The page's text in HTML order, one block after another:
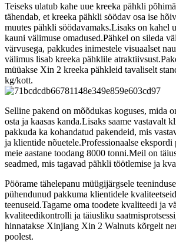
Teiseks ulatub kahe uue kreeka pähkli
tähendab, et kreeka pähkli söödav osa ise
muutes pähkli söödavamaks.Lisaks on kahel
kauni välimuse omadused.Pähkel on sileda
värvusega, pakkudes inimestele visuaalset
välimus lisab kreeka pähklile
müüakse Xin 2 kreeka pähkleid tavaliselt
kg/kott.
Selline pakend on mõõdukas koguses, mida
osta ja kaasas kanda.Lisaks saame vastavalt
pakkuda ka kohandatud pakendeid, mis
ja klientide nõuetele.Professionaalse ekspordi
meie aastane toodang 8000 tonni.Meil on
seadmed, mis tagavad pähkli töötlemise ja
Pöörame tähelepanu müügijärgsele
pühendunud pakkuma klientidele
teenuseid.Tagame oma toodete kvaliteedi ja
kvaliteedikontrolli ja täiusliku
hinnatakse Xinjiang Xin 2 Walnuts kõrgelt
poolest.